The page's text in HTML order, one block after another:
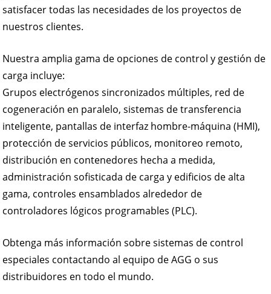
satisfacer todas las necesidades de los proyectos de
nuestros clientes.
Nuestra amplia gama de opciones de control y gestión de
carga incluye:
Grupos electrógenos sincronizados múltiples, red de
cogeneración en paralelo, sistemas de transferencia
inteligente, pantallas de interfaz hombre-máquina (HMI),
protección de servicios públicos, monitoreo remoto,
distribución en contenedores hecha a medida,
administración sofisticada de carga y edificios de alta
gama, controles ensamblados alrededor de
controladores lógicos programables (PLC).
Obtenga más información sobre sistemas de control
especiales contactando al equipo de AGG o sus
distribuidores en todo el mundo.